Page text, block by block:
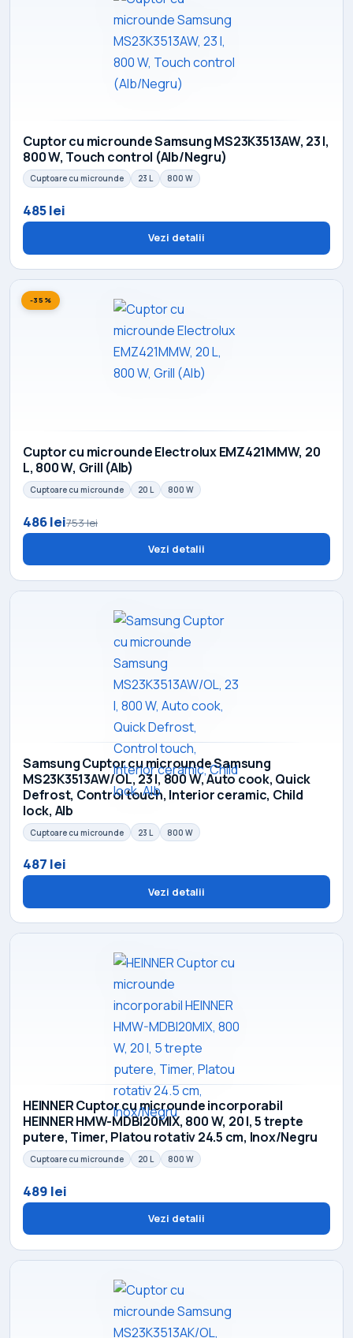
Cuptor cu microunde Samsung MS23K3513AW, 23 l,
800 W, Touch control (Alb/Negru)
Cuptoare cu microunde 23 L 800 W
485 lei
Vezi detalii
-35%
Cuptor cu microunde Electrolux EMZ421MMW, 20
L, 800 W, Grill (Alb)
Cuptoare cu microunde 20 L 800 W
486 lei753 lei
Vezi detalii
Samsung Cuptor cu microunde Samsung
MS23K3513AW/OL, 23 l, 800 W, Auto cook, Quick
Defrost, Control touch, Interior ceramic, Child
lock, Alb
Cuptoare cu microunde 23 L 800 W
487 lei
Vezi detalii
HEINNER Cuptor cu microunde incorporabil
HEINNER HMW-MDBI20MIX, 800 W, 20 l, 5 trepte
putere, Timer, Platou rotativ 24.5 cm, Inox/Negru
Cuptoare cu microunde 20 L 800 W
489 lei
Vezi detalii